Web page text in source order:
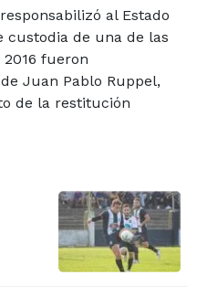
al Estado
custodia de una de las
fueron
Juan Pablo Ruppel,
de la restitución